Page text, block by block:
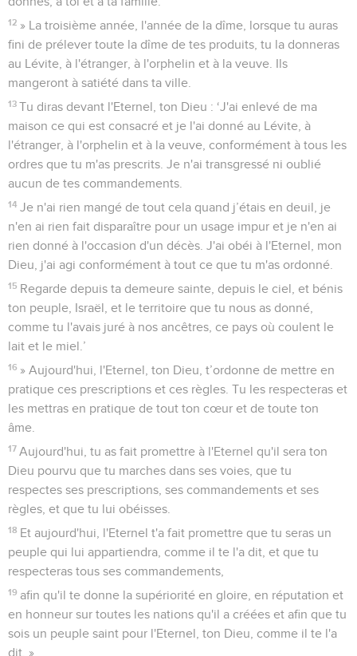
12 » La troisième année, l'année de la dîme, lorsque tu auras
fini de prélever toute la dîme de tes produits, tu la donneras
au Lévite, à l'étranger, à l'orphelin et à la veuve. Ils
mangeront à satiété dans ta ville.
13 Tu diras devant l'Eternel, ton Dieu : ‘J'ai enlevé de ma
maison ce qui est consacré et je l'ai donné au Lévite, à
l'étranger, à l'orphelin et à la veuve, conformément à tous les
ordres que tu m'as prescrits. Je n'ai transgressé ni oublié
aucun de tes commandements.
14 Je n'ai rien mangé de tout cela quand j’étais en deuil, je
n'en ai rien fait disparaître pour un usage impur et je n'en ai
rien donné à l'occasion d'un décès. J'ai obéi à l'Eternel, mon
Dieu, j'ai agi conformément à tout ce que tu m'as ordonné.
15 Regarde depuis ta demeure sainte, depuis le ciel, et bénis
ton peuple, Israël, et le territoire que tu nous as donné,
comme tu l'avais juré à nos ancêtres, ce pays où coulent le
lait et le miel.’
16 » Aujourd'hui, l'Eternel, ton Dieu, t’ordonne de mettre en
pratique ces prescriptions et ces règles. Tu les respecteras et
les mettras en pratique de tout ton cœur et de toute ton
âme.
17 Aujourd'hui, tu as fait promettre à l'Eternel qu'il sera ton
Dieu pourvu que tu marches dans ses voies, que tu
respectes ses prescriptions, ses commandements et ses
règles, et que tu lui obéisses.
18 Et aujourd'hui, l'Eternel t'a fait promettre que tu seras un
peuple qui lui appartiendra, comme il te l'a dit, et que tu
respecteras tous ses commandements,
19 afin qu'il te donne la supériorité en gloire, en réputation et
en honneur sur toutes les nations qu'il a créées et afin que tu
sois un peuple saint pour l'Eternel, ton Dieu, comme il te l'a
dit. »